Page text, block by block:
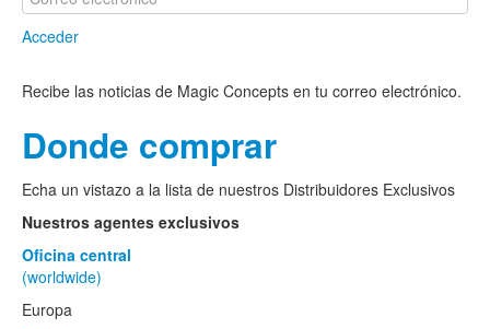
Acceder
Recibe las noticias de Magic Concepts en tu correo electrónico.
Donde comprar
Echa un vistazo a la lista de nuestros Distribuidores Exclusivos
Nuestros agentes exclusivos
Oficina central
(worldwide)
Europa